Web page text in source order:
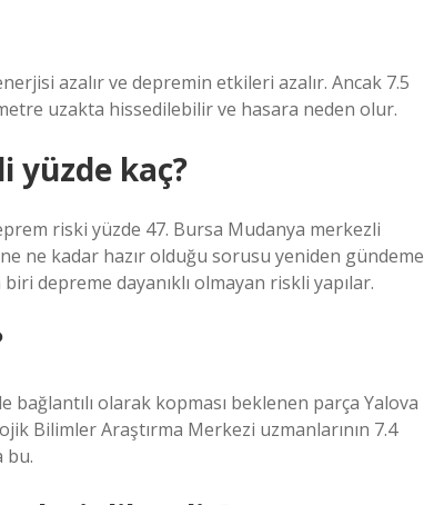
azalır ve depremin etkileri azalır. Ancak 7.5
uzakta hissedilebilir ve hasara neden olur.
yüzde kaç?
riski yüzde 47. Bursa Mudanya merkezli
ne kadar hazır olduğu sorusu yeniden gündeme
depreme dayanıklı olmayan riskli yapılar.
bağlantılı olarak kopması beklenen parça Yalova
Bilimler Araştırma Merkezi uzmanlarının 7.4
bu.